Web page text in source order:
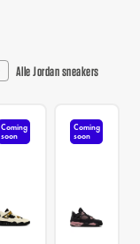
Alle Jordan sneakers
Coming
soon
Coming
soon